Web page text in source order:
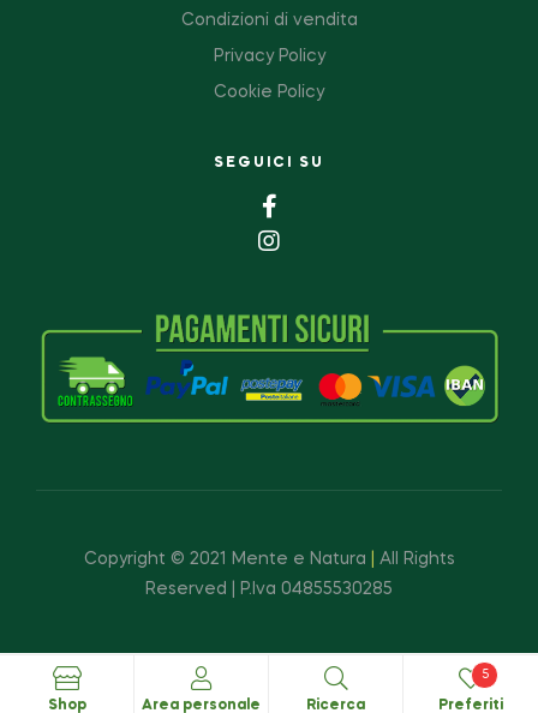
Condizioni di vendita
Privacy Policy
Cookie Policy
SEGUICI SU
Copyright © 2021 Mente e Natura
All Rights
Reserved | P.Iva 04855530285
Shop Area personale Ricerca Preferiti
5